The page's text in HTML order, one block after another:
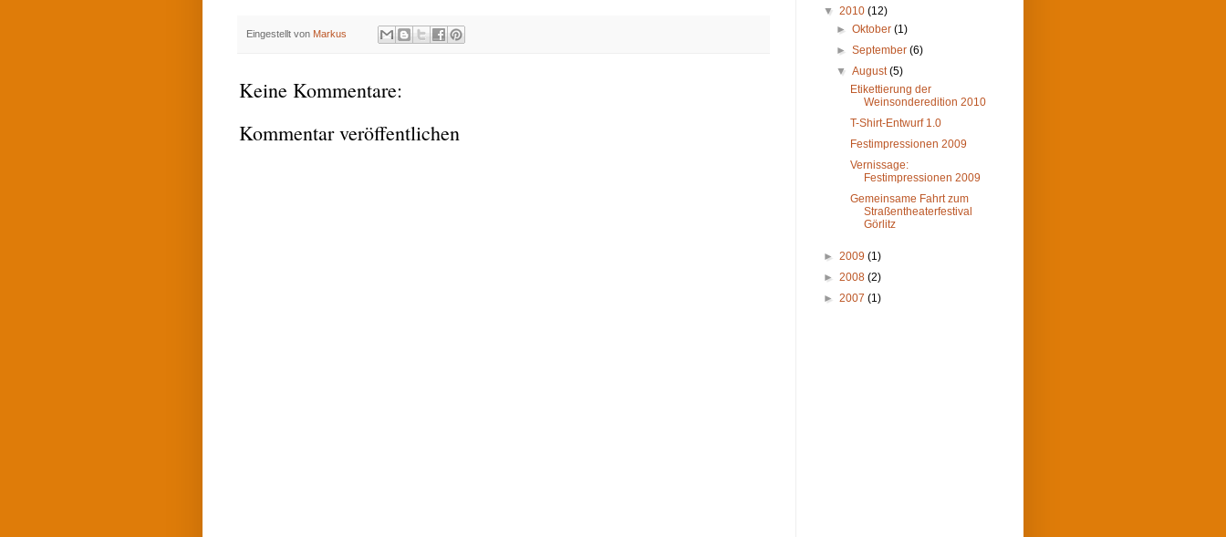
Eingestellt von Markus
Keine Kommentare:
Kommentar veröffentlichen
▼ 2010 (12)
►Oktober(1)
►September(6)
▼August(5)
Etikettierung der
Weinsonderedition 2010
T-Shirt-Entwurf 1.0
Festimpressionen 2009
Vernissage:
Festimpressionen 2009
Gemeinsame Fahrt zum
Straßentheaterfestival
Görlitz
► 2009 (1)
► 2008 (2)
► 2007 (1)